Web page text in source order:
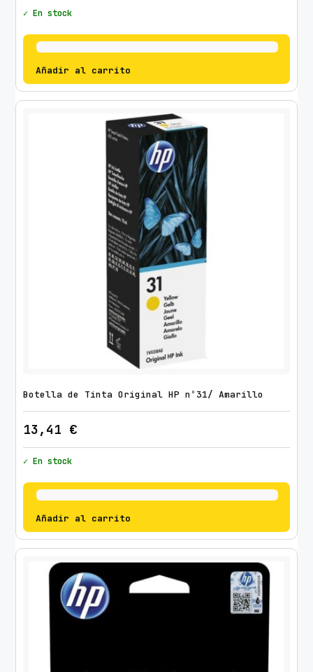
✓ En stock
Añadir al carrito
Botella de Tinta Original HP nº31/ Amarillo
13,41 €
✓ En stock
Añadir al carrito